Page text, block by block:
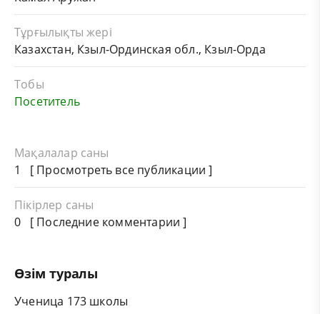
Тұрғылықты жері
Казахстан, Кзыл-Ординская обл., Кзыл-Орда
Тобы
Посетитель
Мақалалар саны
1 [ Просмотреть все публикации ]
Пікірлер саны
0 [ Последние комментарии ]
Өзім туралы
Ученица 173 школы